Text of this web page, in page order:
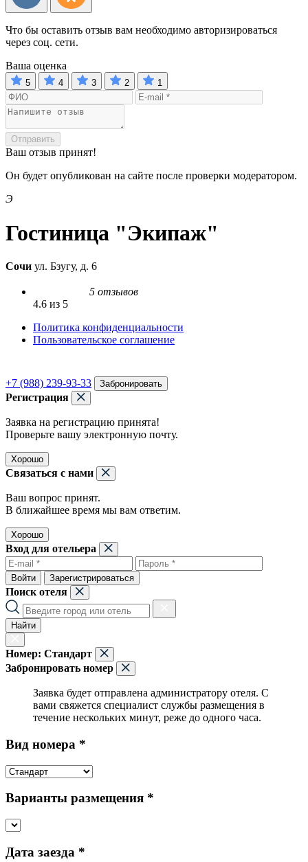
Что бы оставить отзыв вам необходимо авторизироваться
через соц. сети.
Ваша оценка
5 4 3 2 1
Отправить
Ваш отзыв принят!
Он будет опубликован на сайте после проверки модератором.
Э
Гостиница "Экипаж"
Сочи ул. Бзугу, д. 6
5 отзывов
4.6 из 5
Политика конфиденциальности
Пользовательское соглашение
+7 (988) 239-93-33 Забронировать
Регистрация
Заявка на регистрацию принята!
Проверьте вашу электронную почту.
Хорошо
Связаться с нами
Ваш вопрос принят.
В ближайшее время мы вам ответим.
Хорошо
Вход для отельера
Войти Зарегистрироваться
Поиск отеля
Найти
Номер: Стандарт
Забронировать номер
Заявка будет отправлена администратору отеля. С
вами свяжется специалист службы размещения в
течение нескольких минут, реже до одного часа.
Вид номера *
Варианты размещения *
Дата заезда *